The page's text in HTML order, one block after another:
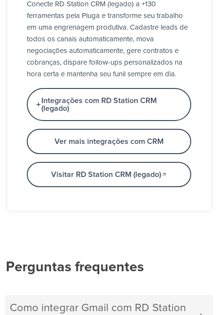
Conecte RD Station CRM (legado) a +130
ferramentas pela Pluga e transforme seu trabalho
em uma engrenagem produtiva. Cadastre leads de
todos os canais automaticamente, mova
negociações automaticamente, gere contratos e
cobranças, dispare follow-ups personalizados na
hora certa e mantenha seu funil sempre em dia.
Integrações com RD Station CRM
(legado)
Ver mais integrações com CRM
Visitar RD Station CRM (legado)
Perguntas frequentes
Como integrar Gmail com RD Station